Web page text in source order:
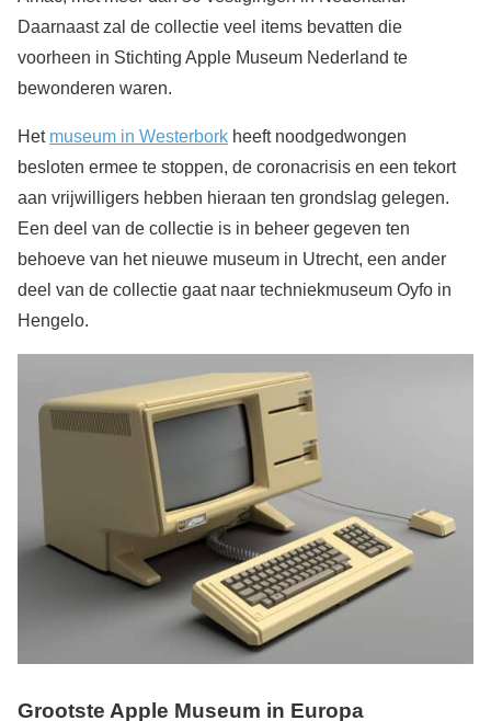
Daarnaast zal de collectie veel items bevatten die
voorheen in Stichting Apple Museum Nederland te
bewonderen waren.
Het museum in Westerbork heeft noodgedwongen
besloten ermee te stoppen, de coronacrisis en een tekort
aan vrijwilligers hebben hieraan ten grondslag gelegen.
Een deel van de collectie is in beheer gegeven ten
behoeve van het nieuwe museum in Utrecht, een ander
deel van de collectie gaat naar techniekmuseum Oyfo in
Hengelo.
Grootste Apple Museum in Europa